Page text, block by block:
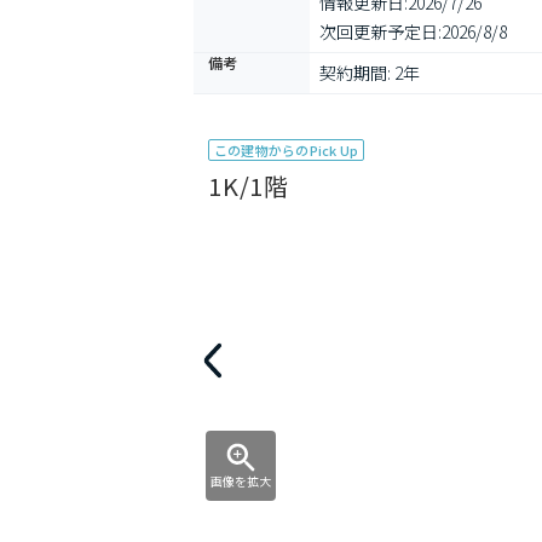
次回更新予定日:2026/8/8
備考 契約期間: 2年
この建物からのPick Up
1K/1階
画像を拡大